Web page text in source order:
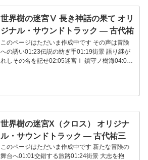
世界樹の迷宮Ⅴ 長き神話の果て オリ
ジナル・サウンドトラック ― 古代祐
三
このページはただいま作成中です その声は冒険
への誘い01:23伝説の紡ぎ手01:19街景 語り継が
れしその名を記せ02:05迷宮Ⅰ 鎮守ノ樹海04:09
世界樹の迷宮X（クロス） オリジナ
ル・サウンドトラック ― 古代祐三
このページはただいま作成中です 新たな冒険の
舞台へ01:01交錯する旅路01:24街景 大志を抱